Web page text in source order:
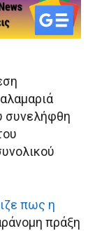
συνελήφθη
πως η
πράξη